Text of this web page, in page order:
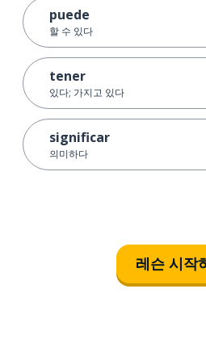
puede
할 수 있다
tener
있다; 가지고 있다
significar
의미하다
레슨 시작